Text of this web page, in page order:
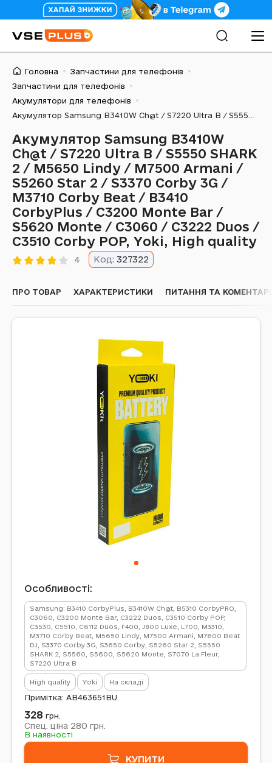
Головна
Запчастини для телефонів
Запчастини для телефонів
Акумулятори для телефонів
Акумулятор Samsung B3410W
Ch@t / S7220 Ultra B / S5550 SHARK
2 / M5650 Lindy / M7500 Armani /
S5260 Star 2 / S3370 Corby 3G /
M3710 Corby Beat / B3410
CorbyPlus / C3200 Monte Bar /
S5620 Monte / C3060 / C3222 Duos /
C3510 Corby POP, Yoki, High quality
4 Код: 327322
ПРО ТОВАР ХАРАКТЕРИСТИКИ ПИТАННЯ ТА КОМЕНТАРІ
Особливості:
Samsung: B3410 CorbyPlus, B3410W Ch@t, B5310 CorbyPRO,
C3060, C3200 Monte Bar, C3222 Duos, C3510 Corby POP,
C3530, C5510, C6112 Duos, F400, J800 Luxe, L700, M3310,
M3710 Corby Beat, M5650 Lindy, M7500 Armani, M7600 Beat
DJ, S3370 Corby 3G, S3650 Corby, S5260 Star 2, S5550
SHARK 2, S5560, S5600, S5620 Monte, S7070 La Fleur,
S7220 Ultra B
High quality Yoki На складі
Примітка: AB463651BU
328 грн.
Спец. ціна 280 грн.
В наявності
КУПИТИ